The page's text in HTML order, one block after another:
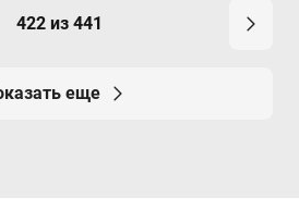
422 из 441
еще